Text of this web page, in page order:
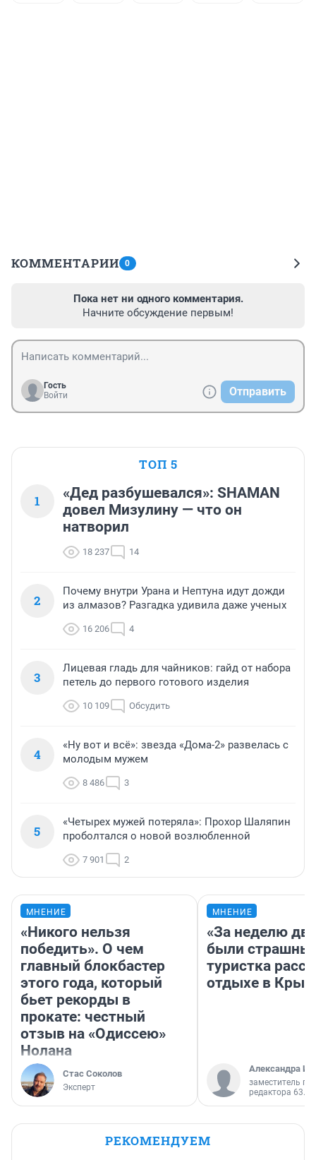
КОММЕНТАРИИ 0
Пока нет ни одного комментария.
Начните обсуждение первым!
Гость
Войти
Отправить
ТОП 5
1
«Дед разбушевался»: SHAMAN
довел Мизулину — что он
натворил
18 237 14
2
Почему внутри Урана и Нептуна идут дожди
из алмазов? Разгадка удивила даже ученых
16 206 4
3
Лицевая гладь для чайников: гайд от набора
петель до первого готового изделия
10 109 Обсудить
4
«Ну вот и всё»: звезда «Дома-2» развелась с
молодым мужем
8 486 3
5
«Четырех мужей потеряла»: Прохор Шаляпин
проболтался о новой возлюбленной
7 901 2
МНЕНИЕ
«Никого нельзя
победить». О чем
главный блокбастер
этого года, который
бьет рекорды в
прокате: честный
отзыв на «Одиссею»
Нолана
Стас Соколов
Эксперт
МНЕНИЕ
«За неделю
были
туристка
отдыхе в
Александра
заместитель
редактора 63.RU
РЕКОМЕНДУЕМ